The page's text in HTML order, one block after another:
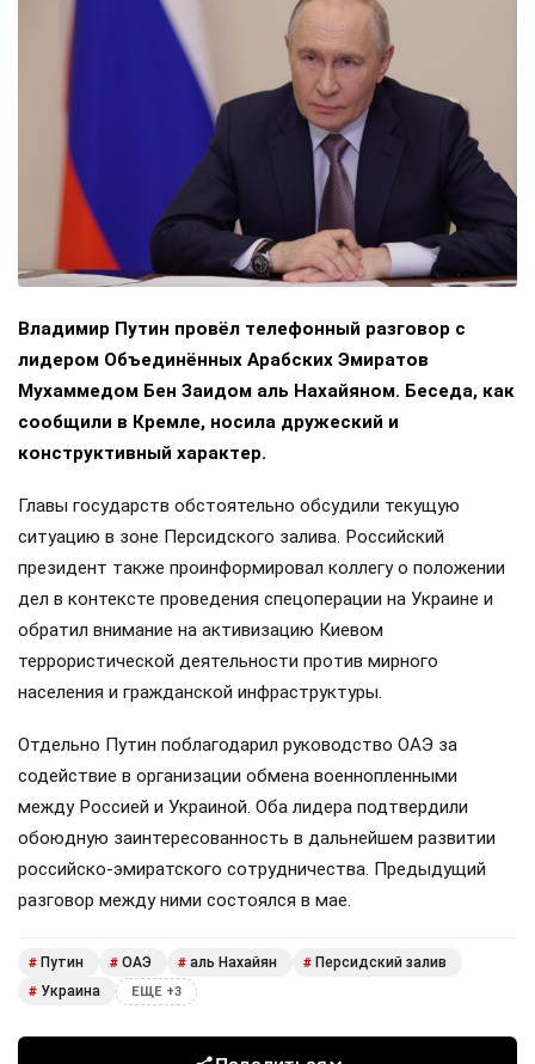
Владимир Путин провёл телефонный разговор с
лидером Объединённых Арабских Эмиратов
Мухаммедом Бен Заидом аль Нахайяном. Беседа, как
сообщили в Кремле, носила дружеский и
конструктивный характер.
Главы государств обстоятельно обсудили текущую
ситуацию в зоне Персидского залива. Российский
президент также проинформировал коллегу о положении
дел в контексте проведения спецоперации на Украине и
обратил внимание на активизацию Киевом
террористической деятельности против мирного
населения и гражданской инфраструктуры.
Отдельно Путин поблагодарил руководство ОАЭ за
содействие в организации обмена военнопленными
между Россией и Украиной. Оба лидера подтвердили
обоюдную заинтересованность в дальнейшем развитии
российско-эмиратского сотрудничества. Предыдущий
разговор между ними состоялся в мае.
# Путин # ОАЭ # аль Нахайян # Персидский залив
# Украина ЕЩЕ +3